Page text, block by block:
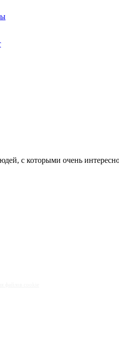
с которыми очень